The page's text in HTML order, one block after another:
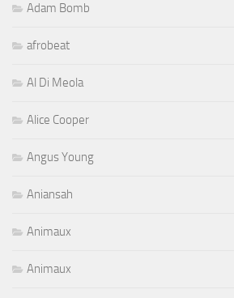
Adam Bomb
afrobeat
Al Di Meola
Alice Cooper
Angus Young
Aniansah
Animaux
Animaux